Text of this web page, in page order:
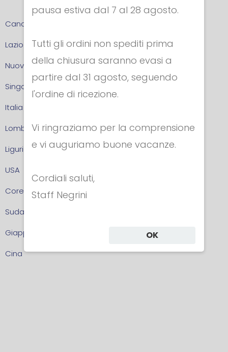
Canada
Lazio
Nuova Zelanda
Singapore
Italia
Lombardia
Liguria
USA
Corea del Sud
Sudafrica
Giappone
Cina
pausa estiva dal 7 al 28 agosto.
Tutti gli ordini non spediti prima
della chiusura saranno evasi a
partire dal 31 agosto, seguendo
l'ordine di ricezione.
Vi ringraziamo per la comprensione
e vi auguriamo buone vacanze.
Cordiali saluti,
Staff Negrini
OK